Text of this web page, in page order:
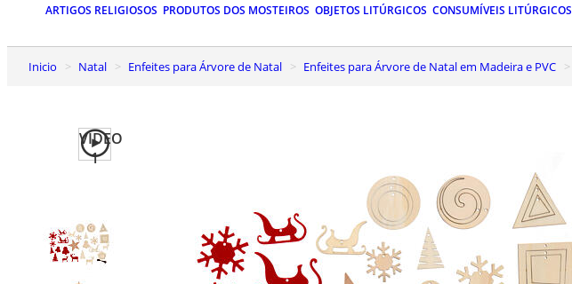
ARTIGOS RELIGIOSOS PRODUTOS DOS MOSTEIROS OBJETOS LITÚRGICOS CONSUMÍVEIS LITÚRGICOS
Inicio Natal Enfeites para Árvore de Natal Enfeites para Árvore de Natal em Madeira e PVC
VIDEO
1